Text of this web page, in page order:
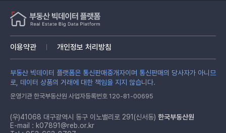
이용약관 개인정보 처리방침
부동산 빅데이터 플랫폼은 통신판매중개자이며 통신판매의 당사자가 아니므
로, 데이터 상품의 거래에 대한 책임을 지지 않습니다.
운영기관 한국부동산원 사업자등록번호 120-81-00695
(우)41068 대구광역시 동구 이노밸리로 291(신서동) 한국부동산원
E-mail : k07891@reb.or.kr